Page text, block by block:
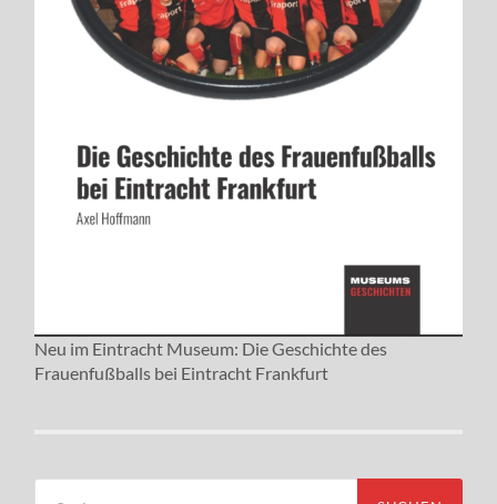
Neu im Eintracht Museum: Die Geschichte des
Frauenfußballs bei Eintracht Frankfurt